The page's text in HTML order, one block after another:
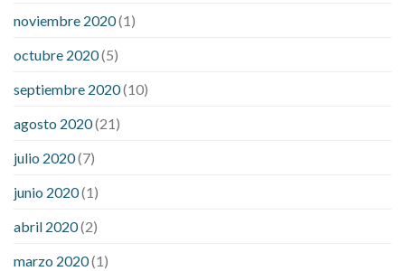
noviembre 2020(1)
octubre 2020(5)
septiembre 2020(10)
agosto 2020(21)
julio 2020(7)
junio 2020(1)
abril 2020(2)
marzo 2020(1)